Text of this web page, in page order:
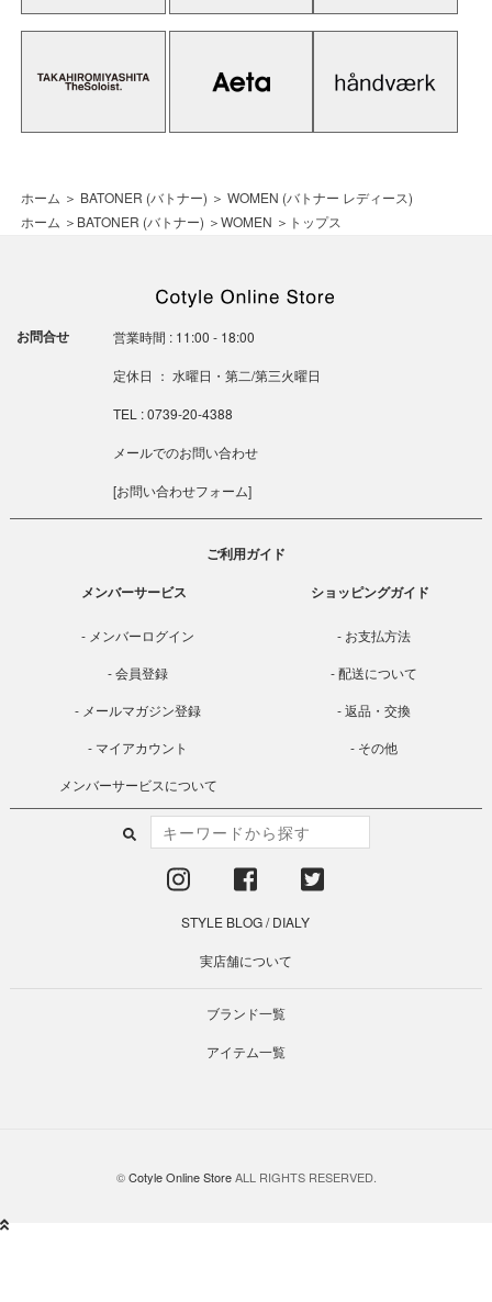
ホーム ＞ BATONER (バトナー) ＞ WOMEN (バトナー レディース)
ホーム ＞ BATONER (バトナー) ＞WOMEN ＞ トップス
お問合せ 営業時間 : 11:00 - 18:00
定休日 ： 水曜日・第二/第三火曜日
TEL : 0739-20-4388
メールでのお問い合わせ
[お問い合わせフォーム]
ご利用ガイド
メンバーサービス
メンバーログイン
会員登録
メールマガジン登録
マイアカウント
メンバーサービスについて
ショッピングガイド
お支払方法
配送について
返品・交換
その他
STYLE BLOG/DIALY
実店舗について
ブランド一覧
アイテム一覧
©Cotyle Online StoreALL RIGHTS RESERVED.